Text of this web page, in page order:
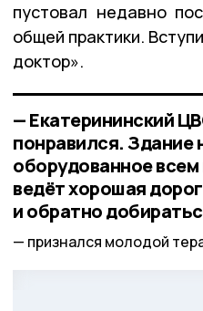
пустовал недавно
общей практики.
доктор».
— Екатерининский
понравился. Здание
оборудованное
ведёт хорошая
и обратно
признался молодой